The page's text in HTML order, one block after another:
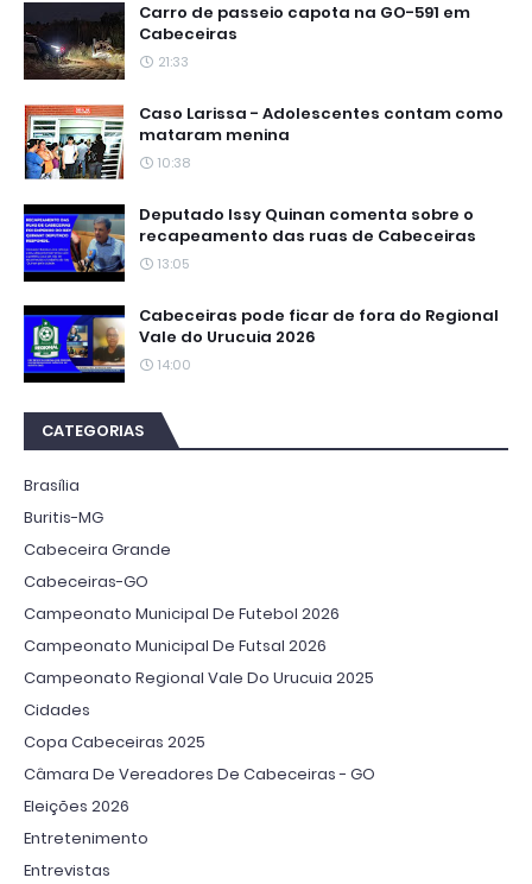
Carro de passeio capota na GO-591 em
Cabeceiras
21:33
Caso Larissa - Adolescentes contam como
mataram menina
10:38
Deputado Issy Quinan comenta sobre o
recapeamento das ruas de Cabeceiras
13:05
Cabeceiras pode ficar de fora do Regional
Vale do Urucuia 2026
14:00
CATEGORIAS
Brasília
Buritis-MG
Cabeceira Grande
Cabeceiras-GO
Campeonato Municipal De Futebol 2026
Campeonato Municipal De Futsal 2026
Campeonato Regional Vale Do Urucuia 2025
Cidades
Copa Cabeceiras 2025
Câmara De Vereadores De Cabeceiras - GO
Eleições 2026
Entretenimento
Entrevistas